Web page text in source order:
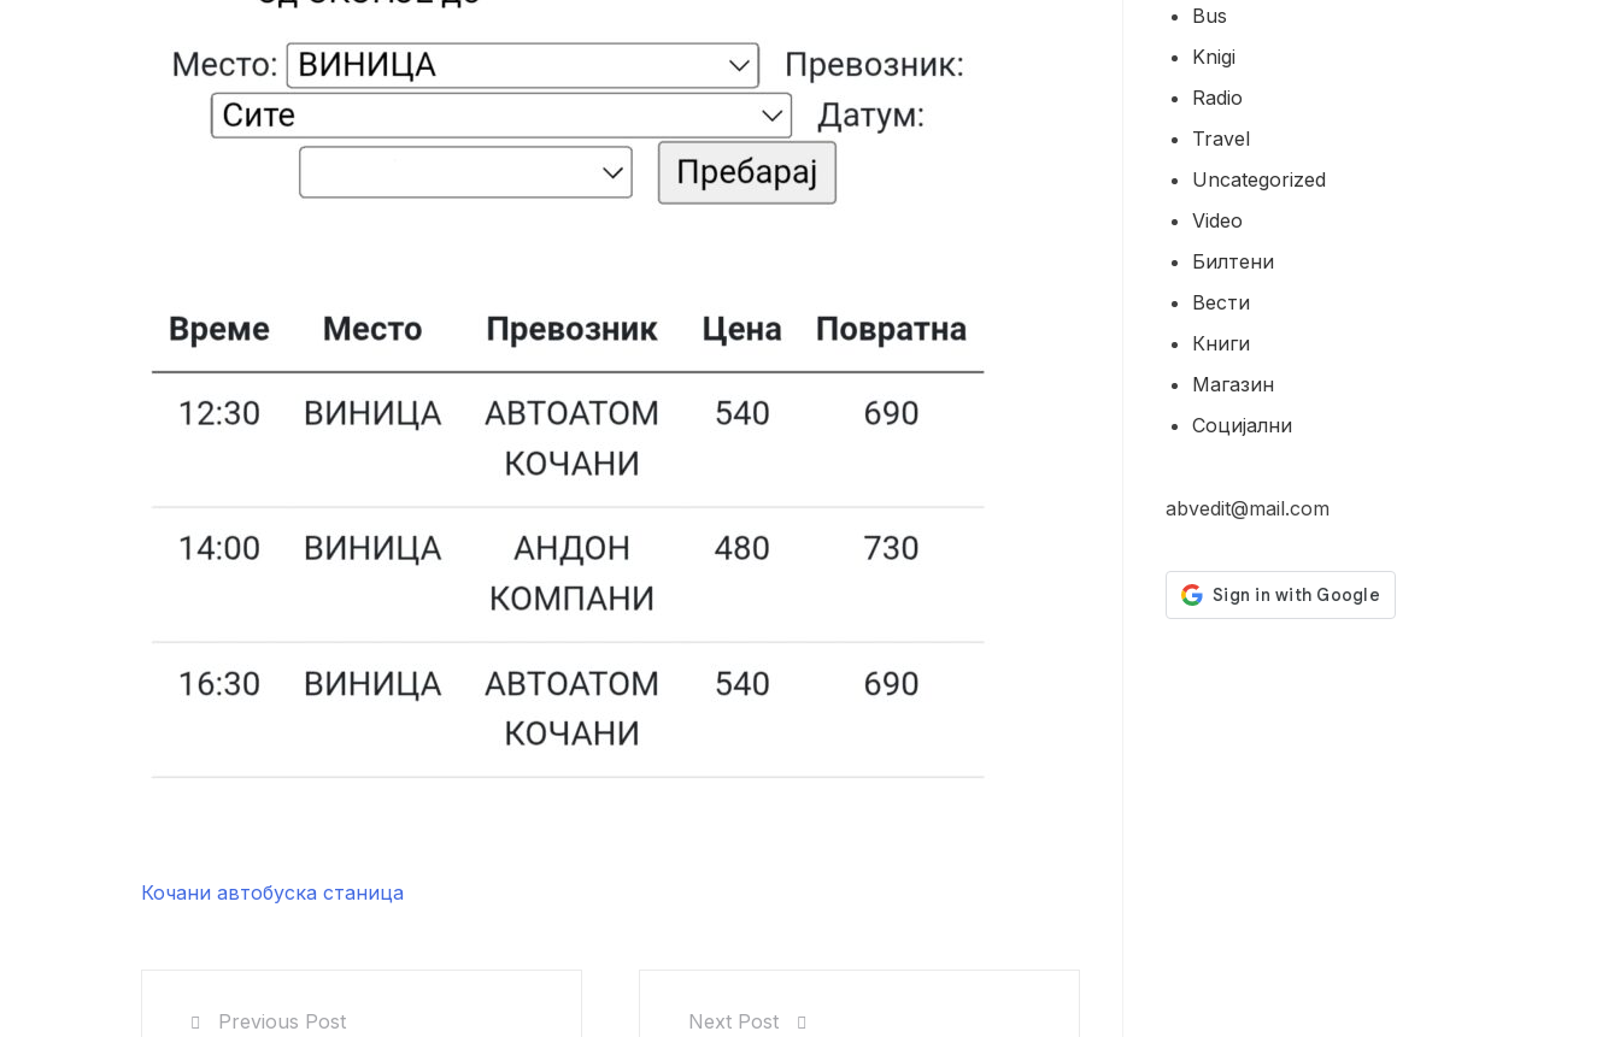
Кочани автобуска станица
Previous Post
Next Post
Bus
Knigi
Radio
Travel
Uncategorized
Video
Билтени
Вести
Книги
Магазин
Социјални
abvedit@mail.com